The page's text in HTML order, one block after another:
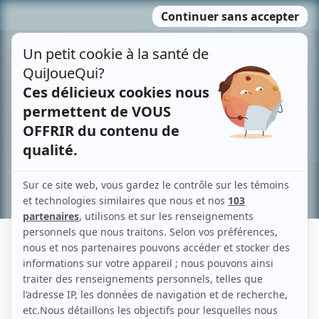
MENU
contenu
Recherche avancée »
SYLVIE COMTOIS
Liens
Fiche de Sylvie Comtois sur Showbizz.net